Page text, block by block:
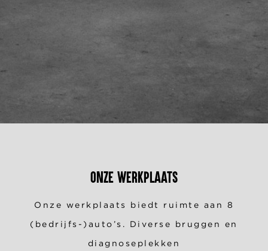
Onze werkplaats
Onze werkplaats biedt ruimte aan 8
(bedrijfs-)auto’s. Diverse bruggen en
diagnoseplekken